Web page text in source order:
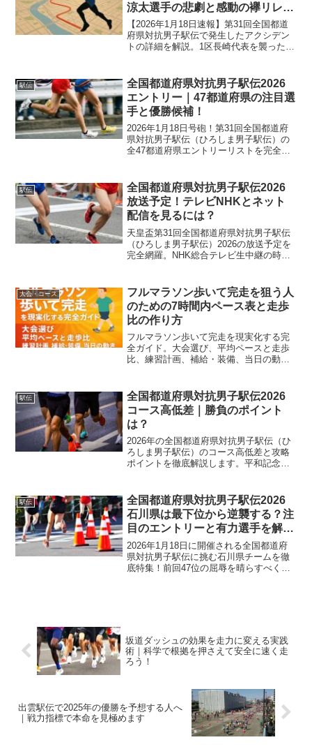
涼太選手の悲劇と感動の襷リレ
ー！
【2026年1月18日速報】第31回全国都道
府県対抗男子駅伝で発生したアクシデン
トの詳細を解説。1区長崎代表を襲ったト
た「拍手の意味」とルールの裏側を深掘
りします。
駅伝
全国都道府県対抗男子駅伝2026
エントリー｜47都道府県の注目選
手と優勝候補！
2026年1月18日号砲！第31回全国都道府
県対抗男子駅伝（ひろしま男子駅伝）の
全47都道府県エントリーリストを完全網
区間エントリー予想を徹底解説します。
駅伝
全国都道府県対抗男子駅伝2026
放送予定！テレビNHKとネット
配信を見るには？
天皇盃第31回全国都道府県対抗男子駅伝
（ひろしま男子駅伝）2026の放送予定を
完全網羅。NHK総合テレビ生中継の時
の有無を徹底解説します。スタート時間
やコース情報もチェック！
大会・コース
フルマラソン歩いて完走を狙う人
のための7時間内ペース表と走歩
比の作り方
フルマラソン歩いて完走を現実化する完
全ガイド。大会選び、平均ペースと走歩
比、練習計画、補給・装備、当日の動き
駅伝
全国都道府県対抗男子駅伝2026
コース高低差｜勝負のポイント
は？
2026年の全国都道府県対抗男子駅伝（ひ
ろしま男子駅伝）のコース高低差と攻略
ポイントを徹底解説します。平和記念公
体を分析。選手と観戦者双方に役立つ情
報を網羅しました。
駅伝
全国都道府県対抗男子駅伝2026
石川県は最下位から逆襲する？注
目のエントリーと有力選手を解
説！
2026年1月18日に開催される全国都道府
県対抗男子駅伝に挑む石川県チームを徹
底特集！前回47位の屈辱を晴らすべく、
坂道ダッシュの効果を走力に変える実践
術｜科学で根拠を押さえて安全に速く走
ろう！
出雲駅伝で2025年の優勝を予想する人へ
｜戦力指標で本命を見極めます